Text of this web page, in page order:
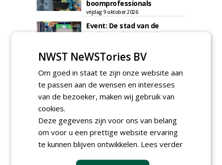
boomprofessionals
vrijdag 9 oktober 2026
Event: De stad van de
toekomst begint in de
donderdag 5 november 2026
NWST NeWSTories BV
Om goed in staat te zijn onze website aan
te passen aan de wensen en interesses
van de bezoeker, maken wij gebruik van
cookies.
Deze gegevens zijn voor ons van belang
om voor u een prettige website ervaring
te kunnen blijven ontwikkelen. Lees verder